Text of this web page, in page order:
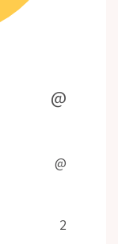
@
@
2